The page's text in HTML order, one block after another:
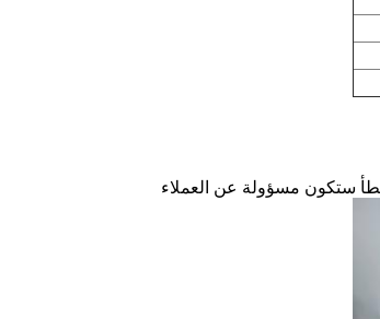
ستكون مسؤولة عن العملاء